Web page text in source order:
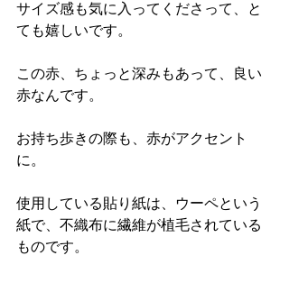
サイズ感も気に入ってくださって、と
ても嬉しいです。
この赤、ちょっと深みもあって、良い
赤なんです。
お持ち歩きの際も、赤がアクセント
に。
使用している貼り紙は、ウーペという
紙で、不織布に繊維が植毛されている
ものです。